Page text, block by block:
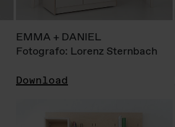
EMMA + DANIEL
Fotografo: Lorenz Sternbach
Download